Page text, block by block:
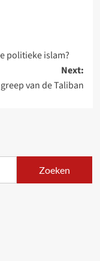
politieke islam?
Next:
van de Taliban
Zoeken